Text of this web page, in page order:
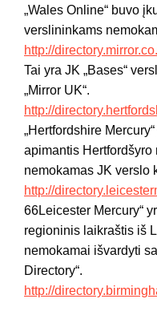
„Wales Online“ buvo
verslininkams
http://
Tai yra JK „Bases“
„Mirror UK“.
http://
„Hertfordshire
apimantis Hertfordšyro
nemokamas JK verslo
http://
66Leicester Mercury“
regioninis laikraštis iš
nemokamai išvardyti
Directory“.
http://